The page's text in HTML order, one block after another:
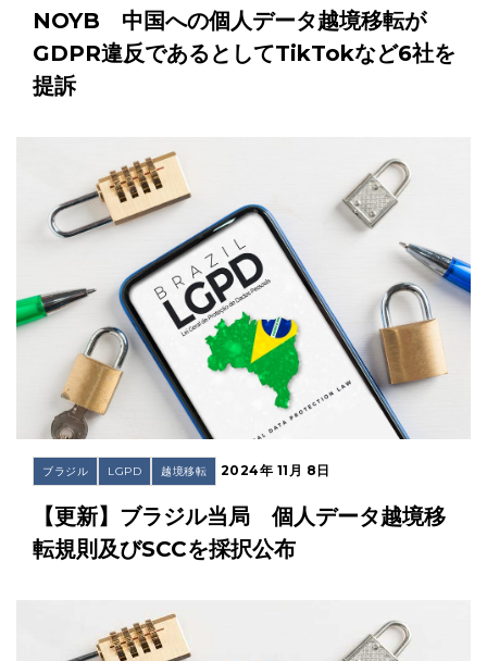
NOYB 中国への個人データ越境移転が
GDPR違反であるとしてTikTokなど6社を
提訴
ブラジル LGPD 越境移転 2024年 11月 8日
【更新】ブラジル当局 個人データ越境移
転規則及びSCCを採択公布